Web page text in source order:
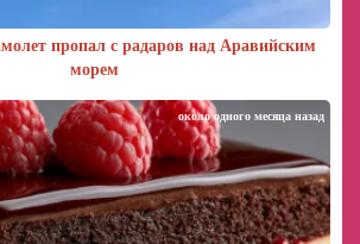
пропал с радаров над Аравийским
морем
около одного месяца назад